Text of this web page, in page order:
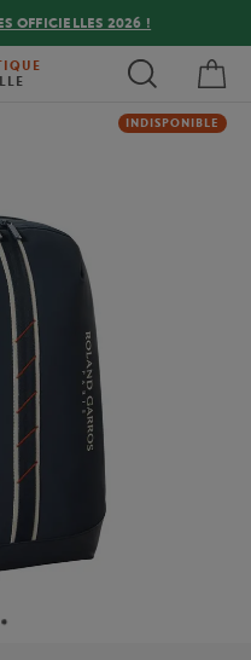
OFFICIELLES 2026 !
INDISPONIBLE